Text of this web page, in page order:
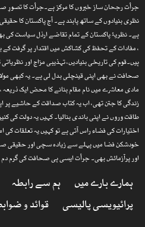
جرأت رجحان ساز خبروں کا مرکز ہے۔جرأت کا تصورِ
نظری بنیادوں کے ساتھ پابند ہے۔ آج پاکستان کا
ہے۔ نظریۂ پاکستان کے تمام تقاضے ارذل سیاست
، مفادات کے تحفظ کی کشاکش میں اقتدار پر گرفت کے
ہیں۔قوم کی تاریخی بنیادیں، تہذیبی مزاج اور
صحافت نے بھی اپنی قینچلی بدل لی ہے۔ یہ کبھی
مادی معاشرے میں نام مقام بنانے کا محض ایک
زندگی کا جتن تھی، اب یہ کتاب صداقت کے حاشیے
طاقت وروں نے اپنی باندی بنالیا۔ کہیں یہ دولت کی
اختیارات کی فضاء راس آتی ہے تو کہیں یہ تعلقات
خودشکن فضا میں پہلے سے زیادہ سچی اور حقیقی
اور پرآزمائش بھی۔ جرأت ایسی ہی صحافت کی گرم
ہمارے بارے میں ہم سے رابطہ
پرائیویسی پالیسی
قوائد و